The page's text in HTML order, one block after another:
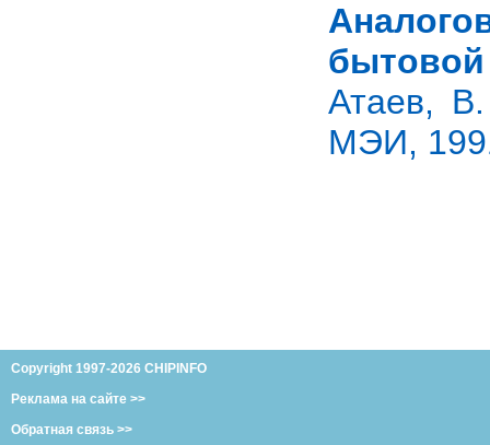
Атаев,
МЭИ,
Copyright 1997-2026 CHIPINFO
Реклама на сайте >>
Обратная связь >>